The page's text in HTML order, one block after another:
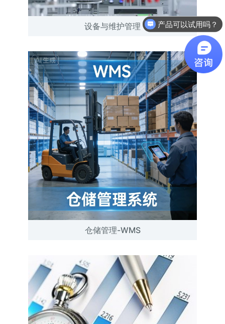
设备与维护管理
仓储管理-WMS
产品可以试用吗？
软件有折扣吗？